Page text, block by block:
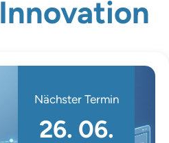
Nächster Termin
26. 06.